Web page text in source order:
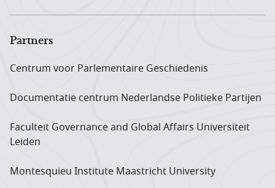
Partners
Centrum voor Parlementaire Geschiedenis
Documentatie centrum Neder­landse Politieke Partijen
Faculteit Governance and Global Affairs Universiteit
Leiden
Montesquieu Institute Maastricht University